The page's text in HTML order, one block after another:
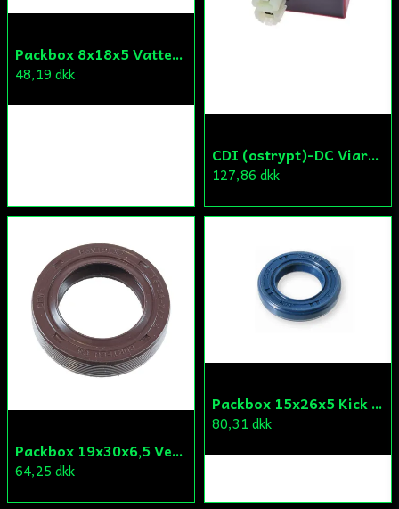
Packbox 8x18x5 Vattenpump Aprilia/Derbi/Gilera (original)
48,19 dkk
CDI (ostrypt)-DC Viarelli/Keeway/Generic
127,86 dkk
Packbox 19x30x6,5 Vevparti Vä Aprilia/Derbi/Gilera (original)
64,25 dkk
Packbox 15x26x5 Kick Aprilia/Derbi/Gilera (original)
80,31 dkk